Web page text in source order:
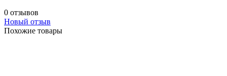
0 отзывов
Новый отзыв
Похожие товары